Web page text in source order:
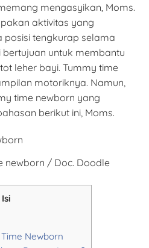
mengasyikan, Moms.
aktivitas yang
tengkurap selama
bertujuan untuk membantu
leher bayi. Tummy time
motoriknya. Namun,
time newborn yang
berikut ini, Moms.
newborn / Doc. Doodle
Newborn